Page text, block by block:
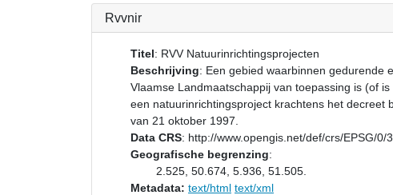
Rvvnir
Titel: RVV Natuurinrichtingsprojecten
Beschrijving: Een gebied waarbinnen gedurende
Vlaamse Landmaatschappij van toepassing is (of
een natuurinrichtingsproject krachtens het decreet
van 21 oktober 1997.
Data CRS: http://www.opengis.net/def/crs/EPSG/0/
Geografische begrenzing:
2.525, 50.674, 5.936, 51.505.
Metadata: text/html text/xml